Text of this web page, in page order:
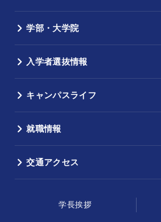
学部・大学院
入学者選抜情報
キャンパスライフ
就職情報
交通アクセス
学長挨拶